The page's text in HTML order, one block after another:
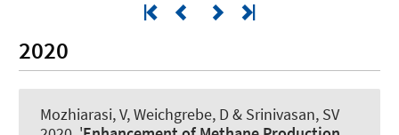
2020
Mozhiarasi, V, Weichgrebe, D & Srinivasan, SV